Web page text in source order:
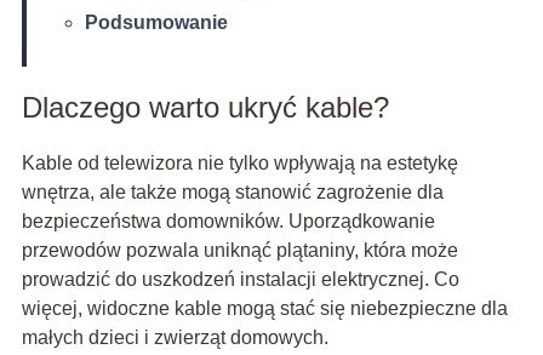
Podsumowanie
Dlaczego warto ukryć kable?
Kable od telewizora nie tylko wpływają na estetykę
wnętrza, ale także mogą stanowić zagrożenie dla
bezpieczeństwa domowników. Uporządkowanie
przewodów pozwala uniknąć plątaniny, która może
prowadzić do uszkodzeń instalacji elektrycznej. Co
więcej, widoczne kable mogą stać się niebezpieczne dla
małych dzieci i zwierząt domowych.